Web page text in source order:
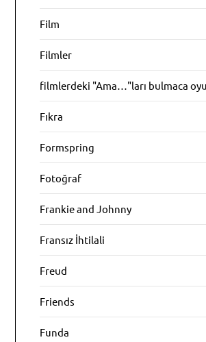
Film
Filmler
filmlerdeki "Ama…"ları bulmaca
Fıkra
Formspring
Fotoğraf
Frankie and Johnny
Fransız İhtilali
Freud
Friends
Funda